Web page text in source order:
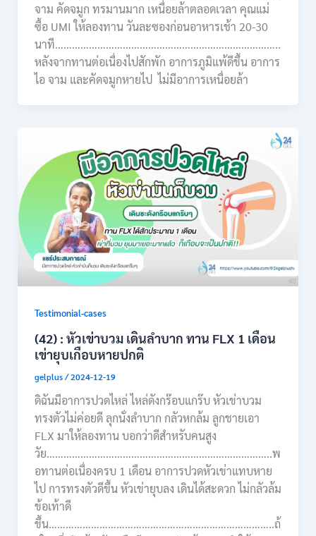
จาม คัดจมูก ทรมานมาก เหนื่อยล้าตลอดเวลา คุณแม่
ซื้อ UMI ให้ลองทาน วันละซองก่อนอาหารเช้า 20-30
นาที……………………………………………………………………..
หลังจากทานต่อเนื่องไปสักพัก อาการภูมิแพ้ดีขึ้น อาการ
ไอ จาม และคัดจมูกหายไป ไม่มีอาการเหนื่อยล้า
Testimonial-cases
(42) : หัวเข่าบวม เดินลำบาก ทาน FLX 1 เดือน
เข่ายุบเกือบหายปกติ
gelplus/2024-12-19
ดิฉันมีอาการปวดไหล่ ไหล่ดังกร๊อบแกร๊บ หัวเข่าบวม
ทรงตัวไม่ค่อยดี ลุกนั่งลำบาก กลัวหกล้ม ลูกชายเอา
FLX มาให้ลองทาน บอกว่าดีสำหรับคนสูง
วัย……………………………………………………………………..พ
อทานต่อเนื่องครบ 1 เดือน อาการปวดหัวเข่าแทบหาย
ไป การทรงตัวดีขึ้น หัวเข่ายุบลง เดินได้สะดวก ไม่กลัวล้ม
ข้อเท้าดี
ขึ้น……………………………………………………………………..ถ้